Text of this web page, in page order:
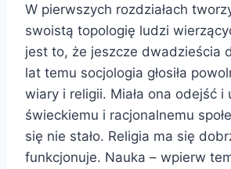
W pierwszych rozdziałach
swoistą topologię ludzi
jest to, że jeszcze dwadzieścia
lat temu socjologia głosiła
wiary i religii. Miała ona odejść i
świeckiemu i racjonalnemu
się nie stało. Religia ma się
funkcjonuje. Nauka – wpierw